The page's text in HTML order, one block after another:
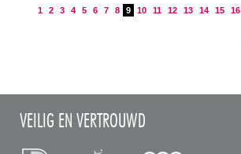
1 2 3 4 5 6 7 8 9 10 11 12 13 14 15 16
VEILIG EN VERTROUWD